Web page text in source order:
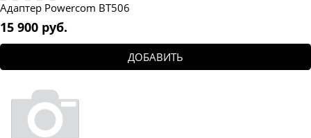
Адаптер Powercom BT506
15 900 руб.
ДОБАВИТЬ